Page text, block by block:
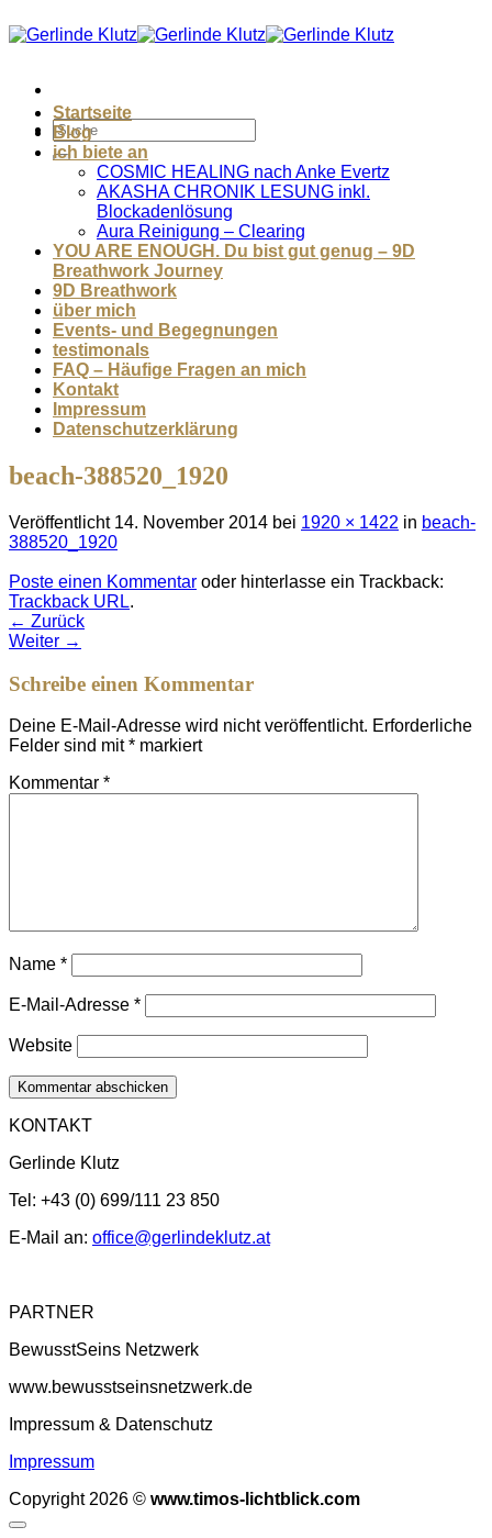
Inhalt
Startseite
Blog
ich biete an
COSMIC HEALING nach Anke Evertz
AKASHA CHRONIK LESUNG inkl.
Blockadenlösung
Aura Reinigung – Clearing
YOU ARE ENOUGH. Du bist gut genug – 9D
Breathwork Journey
9D Breathwork
über mich
Events- und Begegnungen
testimonals
FAQ – Häufige Fragen an mich
Kontakt
Impressum
Datenschutzerklärung
beach-388520_1920
Veröffentlicht 14. November 2014 bei 1920 × 1422 in beach-
388520_1920
Poste einen Kommentar oder hinterlasse ein Trackback:
Trackback URL.
← Zurück
Weiter →
Schreibe einen Kommentar
Deine E-Mail-Adresse wird nicht veröffentlicht. Erforderliche
Felder sind mit* markiert
Kommentar *
Name *
E-Mail-Adresse *
Website
KONTAKT
Gerlinde Klutz
Tel: +43 (0) 699/111 23 850
E-Mail an: office@gerlindeklutz.at
PARTNER
BewusstSeins Netzwerk
www.bewusstseinsnetzwerk.de
Impressum & Datenschutz
Impressum
Copyright 2026 © www.timos-lichtblick.com